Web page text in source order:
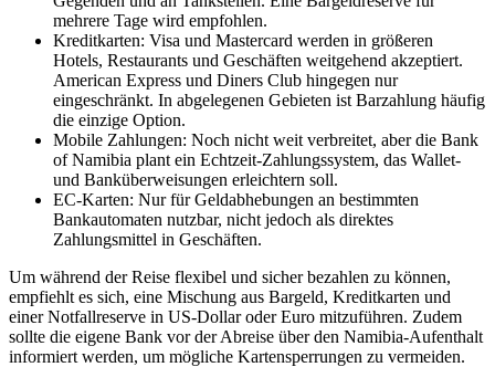
mehrere Tage wird empfohlen.
Kreditkarten: Visa und Mastercard werden in größeren
Hotels, Restaurants und Geschäften weitgehend akzeptiert.
American Express und Diners Club hingegen nur
eingeschränkt. In abgelegenen Gebieten ist Barzahlung häufig
die einzige Option.
Mobile Zahlungen: Noch nicht weit verbreitet, aber die Bank
of Namibia plant ein Echtzeit-Zahlungssystem, das Wallet-
und Banküberweisungen erleichtern soll.
EC-Karten: Nur für Geldabhebungen an bestimmten
Bankautomaten nutzbar, nicht jedoch als direktes
Zahlungsmittel in Geschäften.
Um während der Reise flexibel und sicher bezahlen zu können,
empfiehlt es sich, eine Mischung aus Bargeld, Kreditkarten und
einer Notfallreserve in US-Dollar oder Euro mitzuführen. Zudem
sollte die eigene Bank vor der Abreise über den Namibia-Aufenthalt
informiert werden, um mögliche Kartensperrungen zu vermeiden.